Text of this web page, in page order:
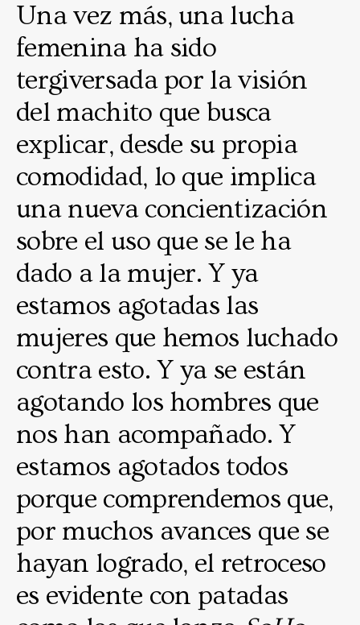
Una vez más, una lucha
femenina ha sido
tergiversada por la visión
del machito que busca
explicar, desde su propia
comodidad, lo que implica
una nueva concientización
sobre el uso que se le ha
dado a la mujer. Y ya
estamos agotadas las
mujeres que hemos luchado
contra esto. Y ya se están
agotando los hombres que
nos han acompañado. Y
estamos agotados todos
porque comprendemos que,
por muchos avances que se
hayan logrado, el retroceso
es evidente con patadas